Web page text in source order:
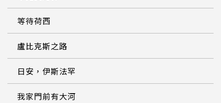
等待荷西
盧比克斯之路
日安，伊斯法罕
我家門前有大河